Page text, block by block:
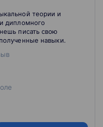
теории и
дипломного
писать свою
навыки.